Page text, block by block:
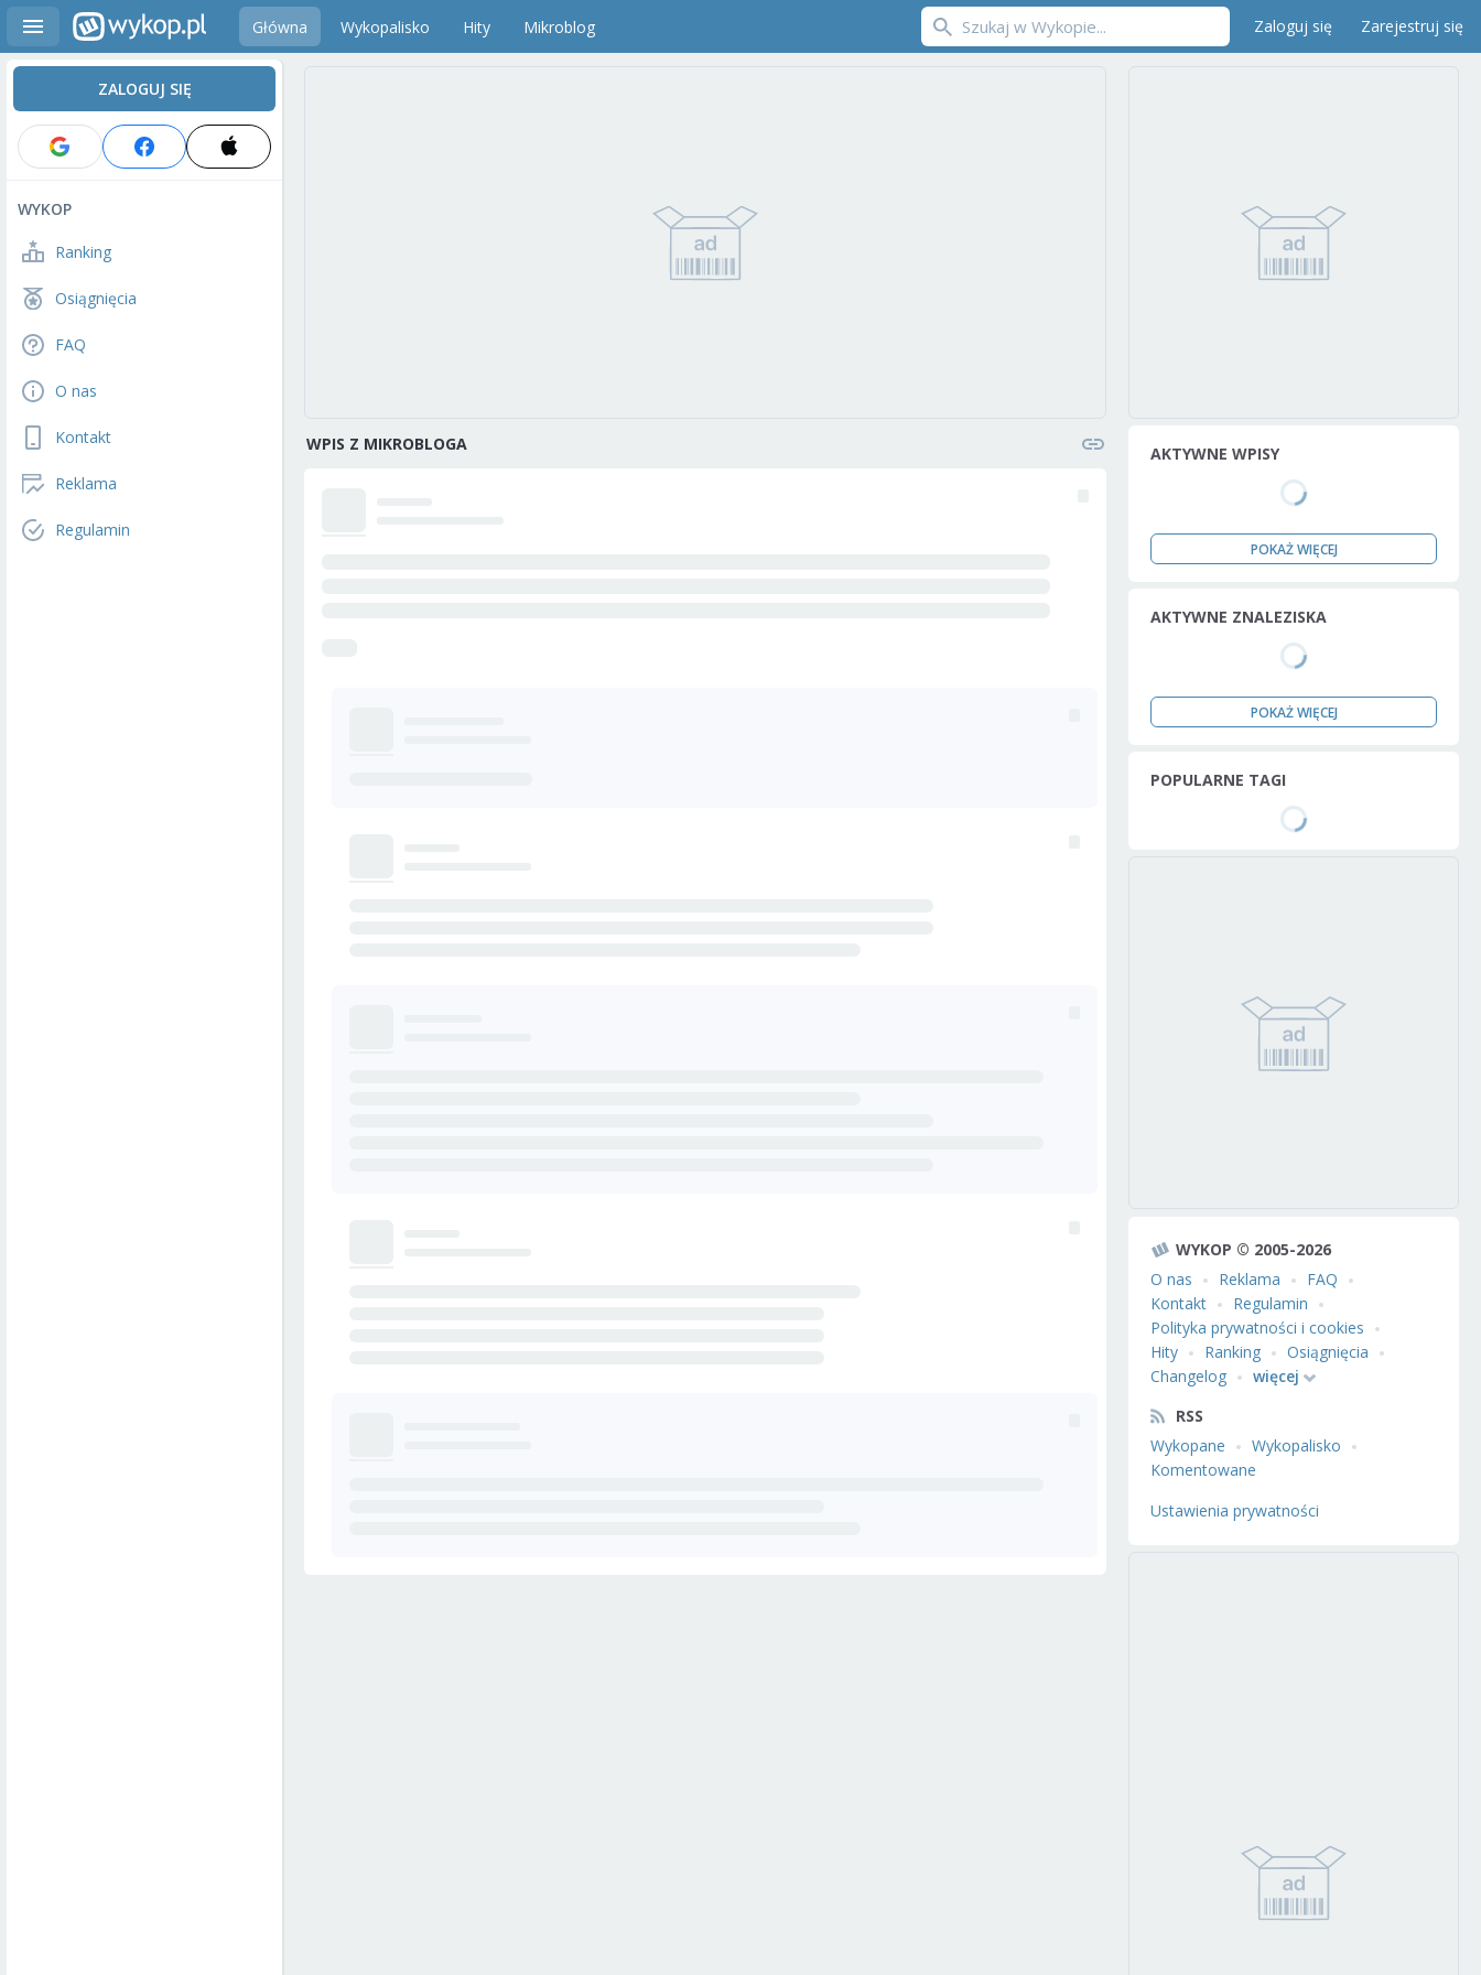
Główna Wykopalisko Hity Mikroblog Zaloguj się Zarejestruj się
ZALOGUJ SIĘ
WYKOP
Ranking
Osiągnięcia
FAQ
O nas
Kontakt
Reklama
Regulamin
WPIS Z MIKROBLOGA AKTYWNE WPISY
POKAŻ WIĘCEJ
AKTYWNE ZNALEZISKA
POKAŻ WIĘCEJ
POPULARNE TAGI
WYKOP © 2005-2026
O nas
Reklama
FAQ
Kontakt
Regulamin
Polityka prywatności i cookies
Hity
Ranking
Osiągnięcia
Changelog
więcej
RSS
Wykopane
Wykopalisko
Komentowane
Ustawienia prywatności